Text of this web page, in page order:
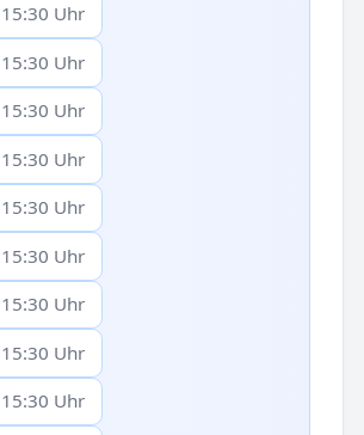
15:30 Uhr
15:30 Uhr
15:30 Uhr
15:30 Uhr
15:30 Uhr
15:30 Uhr
15:30 Uhr
15:30 Uhr
15:30 Uhr